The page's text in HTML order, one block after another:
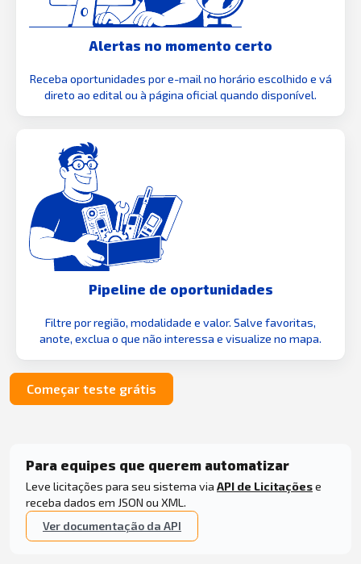
Alertas no momento certo
Receba oportunidades por e-mail no horário escolhido e vá
direto ao edital ou à página oficial quando disponível.
Pipeline de oportunidades
Filtre por região, modalidade e valor. Salve favoritas,
anote, exclua o que não interessa e visualize no mapa.
Começar teste grátis
Para equipes que querem automatizar
Leve licitações para seu sistema via API de Licitaçõese
receba dados em JSON ou XML.
Ver documentação da API